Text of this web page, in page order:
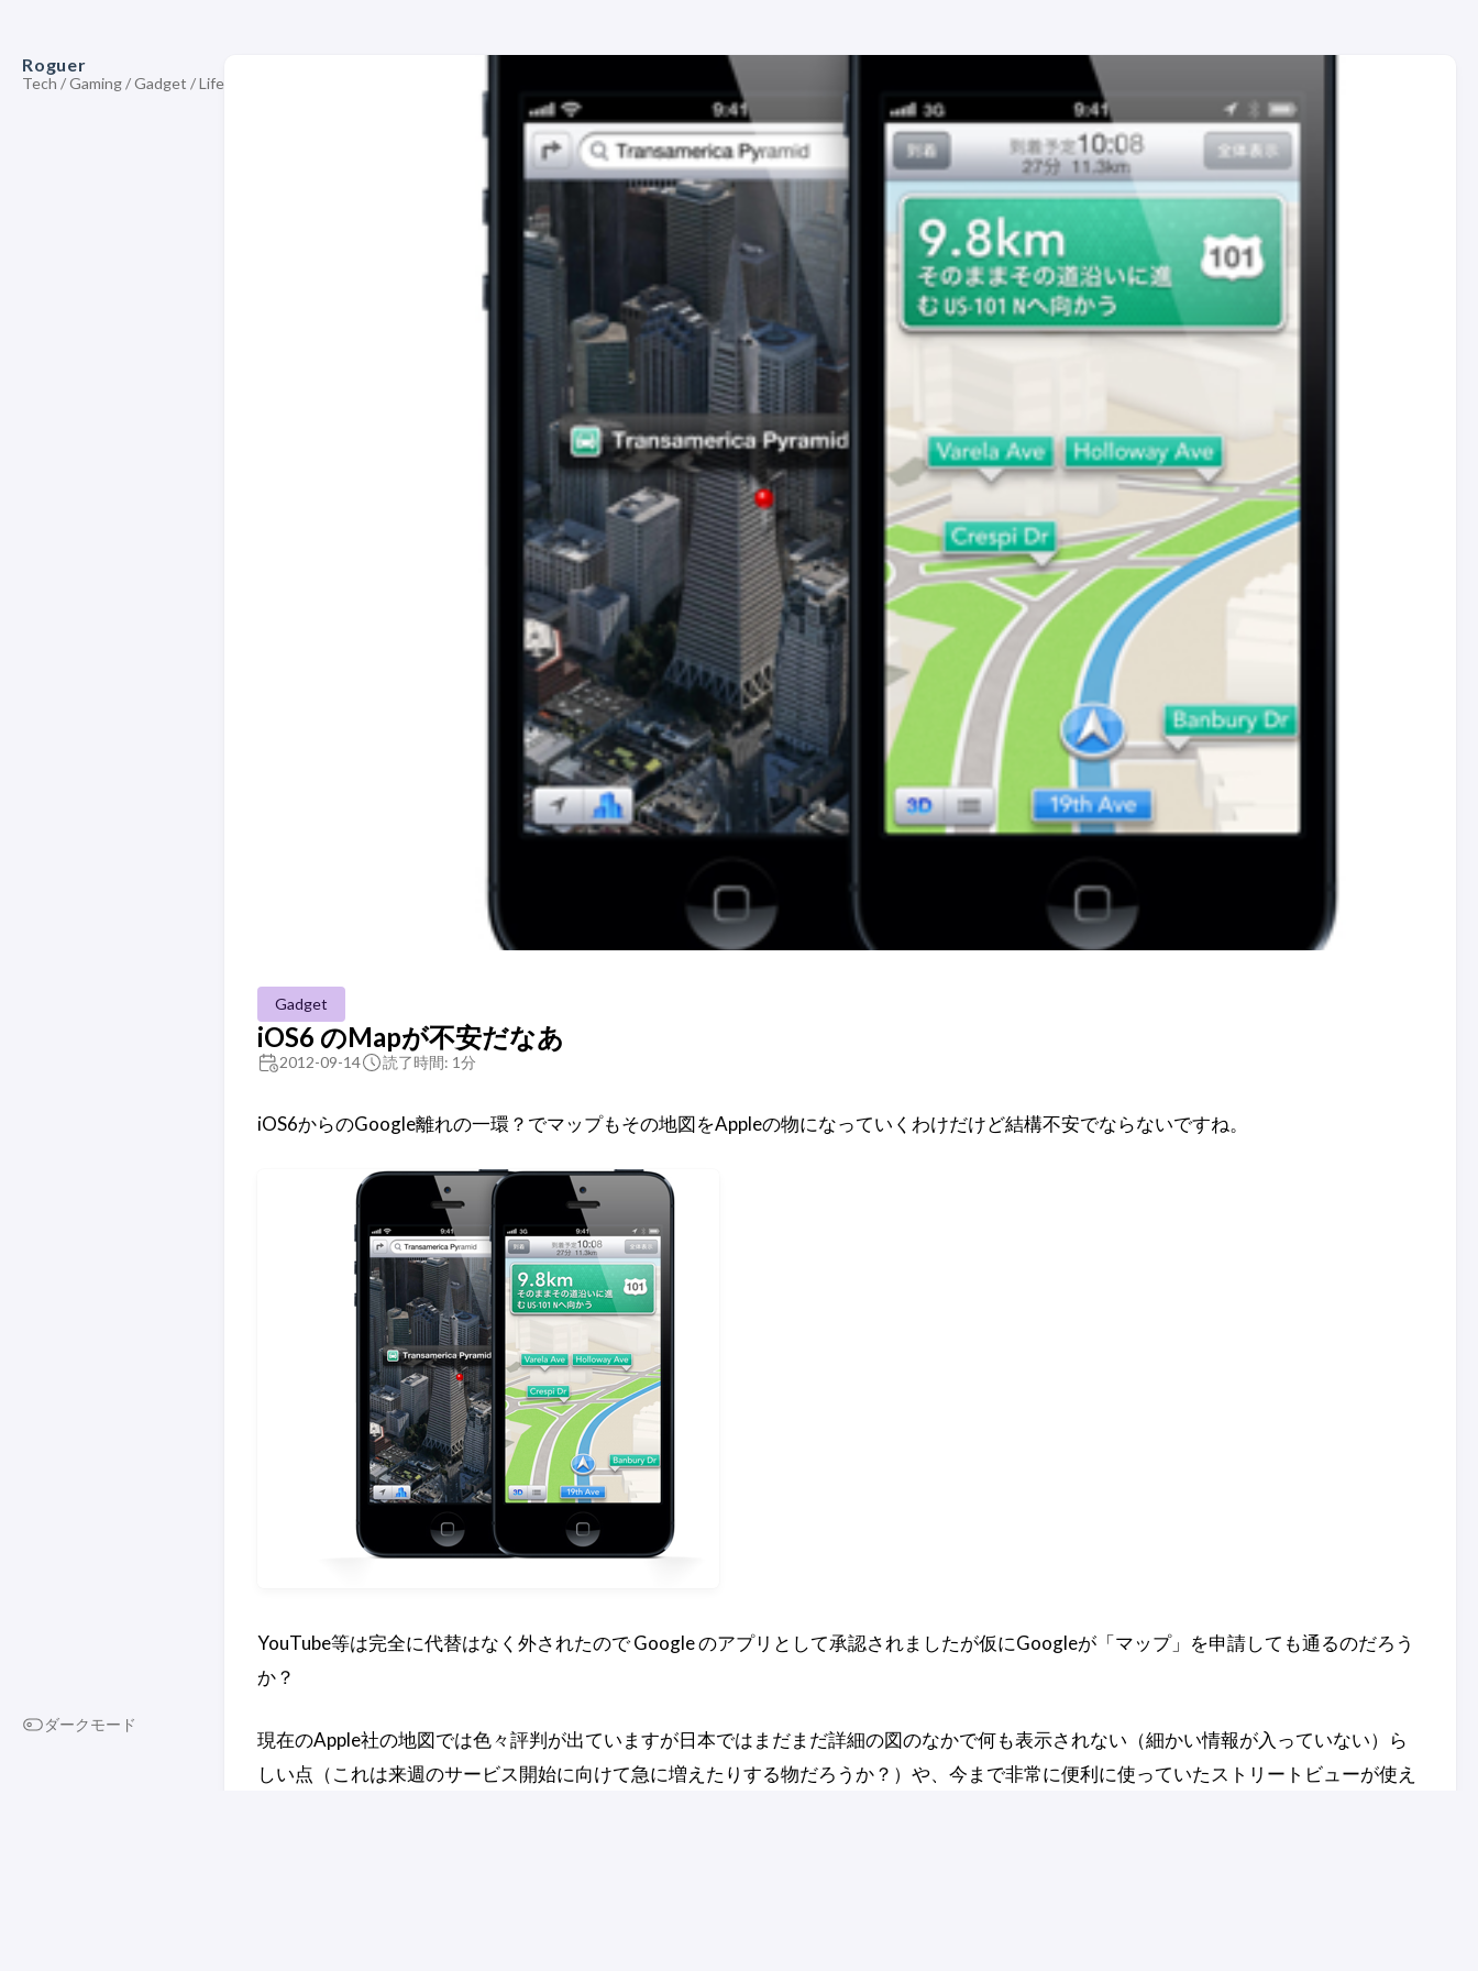
Roguer
Tech / Gaming / Gadget / Life
ダークモード
Gadget
iOS6 のMapが不安だなあ
2012-09-14 読了時間: 1分
iOS6からのGoogle離れの一環？でマップもその地図をAppleの物になっていくわけだけど結構不安でならないですね。
YouTube等は完全に代替はなく外されたので Google のアプリとして承認されましたが仮にGoogleが「マップ」を申請しても通るのだろう
か？
現在のApple社の地図では色々評判が出ていますが日本ではまだまだ詳細の図のなかで何も表示されない（細かい情報が入っていない）ら
しい点（これは来週のサービス開始に向けて急に増えたりする物だろうか？）や、今まで非常に便利に使っていたストリートビューが使え